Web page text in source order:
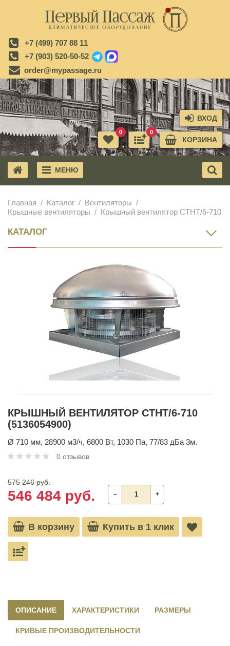
+7 (499) 707 88 11
+7 (903) 520-50-52
order@mypassage.ru
ВХОД
КОРЗИНА
0
0
МЕНЮ
Главная Каталог
Вентиляторы
Крышные вентиляторы
Крышный вентилятор CTHT/6-710
КАТАЛОГ
КРЫШНЫЙ ВЕНТИЛЯТОР CTHT/6-710
(5136054900)
Ø 710 мм, 28900 м3/ч, 6800 Вт, 1030 Па, 77/83 дБа 3м.
0 отзывов
575 246 руб.
546 484 руб. ‒ +
В корзину Купить в 1 клик
ОПИСАНИЕ ХАРАКТЕРИСТИКИ РАЗМЕРЫ
КРИВЫЕ ПРОИЗВОДИТЕЛЬНОСТИ